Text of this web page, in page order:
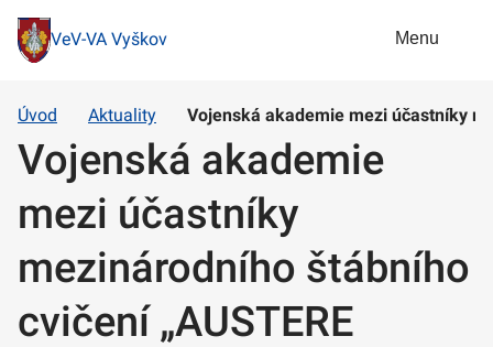
VeV-VA Vyškov Menu
Úvod Aktuality Vojenská akademie mezi účastníky
Vojenská akademie
mezi účastníky
mezinárodního štábního
cvičení „AUSTERE